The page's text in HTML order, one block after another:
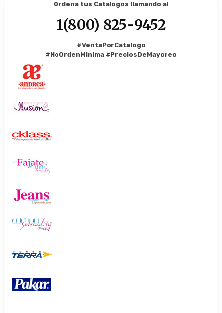
Ordena tus Catalogos llamando al
1(800) 825-9452
#VentaPorCatalogo
#NoOrdenMinima #PreciosDeMayoreo